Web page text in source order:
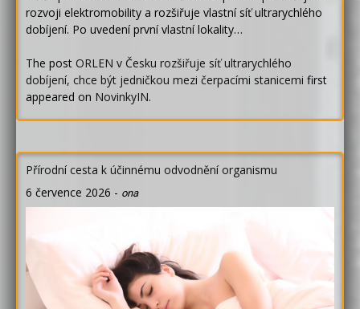
rozvoji elektromobility a rozšiřuje vlastní síť ultrarychlého
dobíjení. Po uvedení první vlastní lokality…
The post ORLEN v Česku rozšiřuje síť ultrarychlého
dobíjení, chce být jedničkou mezi čerpacími stanicemi first
appeared on NovinkyIN.
Přírodní cesta k účinnému odvodnění organismu
6 července 2026 - ona